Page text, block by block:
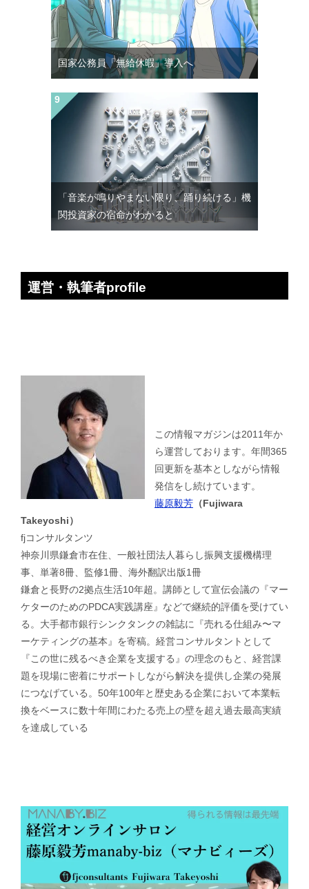
国家公務員「無給休暇」導入へ
「音楽が鳴りやまない限り、踊り続ける」機
関投資家の宿命がわかると
運営・執筆者profile
この情報マガジンは2011年か
ら運営しております。年間365
回更新を基本としながら情報
発信をし続けています。
藤原毅芳 （Fujiwara
Takeyoshi）
fjコンサルタンツ
神奈川県鎌倉市在住、一般社団法人暮らし振興支援機構理
事、単著8冊、監修1冊、海外翻訳出版1冊
鎌倉と長野の2拠点生活10年超。講師として宣伝会議の『マー
ケターのためのPDCA実践講座』などで継続的評価を受けてい
る。大手都市銀行シンクタンクの雑誌に『売れる仕組み〜マ
ーケティングの基本』を寄稿。経営コンサルタントとして
『この世に残るべき企業を支援する』の理念のもと、経営課
題を現場に密着にサポートしながら解決を提供し企業の発展
につなげている。50年100年と歴史ある企業において本業転
換をベースに数十年間にわたる売上の壁を超え過去最高実績
を達成している